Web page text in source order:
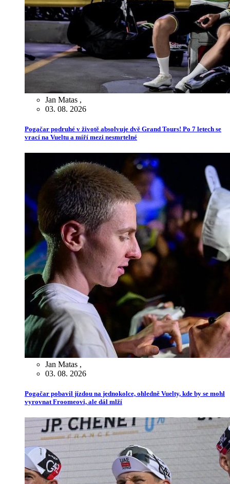
Jan Matas ,
03. 08. 2026
Pogačar podruhé v životě absolvuje dvě Grand Tours! Po 7 letech se
vrací na Vueltu a míří mezi nesmrtelné
Jan Matas ,
03. 08. 2026
Pogačar pobavil jízdou na jednokolce, ohledně Vuelty, kde by se mohl
vyrovnat Froomeovi, ale dál mlží